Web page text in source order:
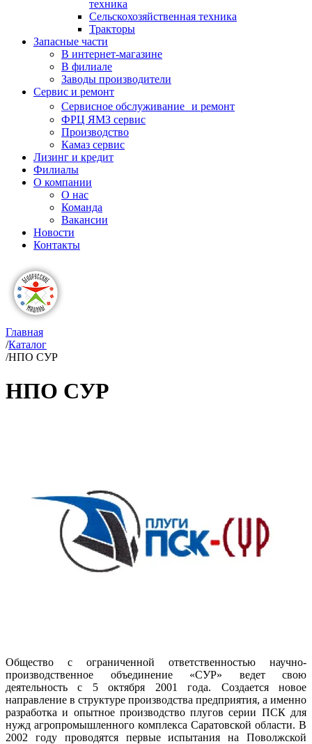
техника
Сельскохозяйственная техника
Тракторы
Запасные части
В интернет-магазине
В филиале
Заводы производители
Сервис и ремонт
Сервисное обслуживание и ремонт
ФРЦ ЯМЗ сервис
Производство
Камаз сервис
Лизинг и кредит
Филиалы
О компании
О нас
Команда
Вакансии
Новости
Контакты
Главная
/Каталог
/НПО СУР
НПО СУР
Общество с ограниченной ответственностью научно-
производственное объединение «СУР» ведет свою
деятельность с 5 октября 2001 года. Создается новое
направление в структуре производства предприятия, а именно
разработка и опытное производство плугов серии ПСК для
нужд агропромышленного комплекса Саратовской области. В
2002 году проводятся первые испытания на Поволжской